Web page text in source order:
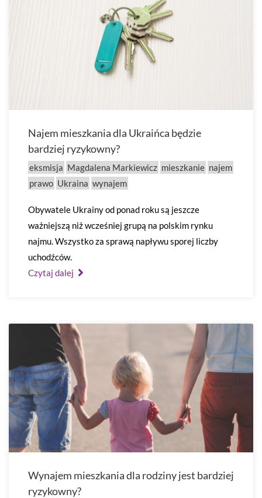
Najem mieszkania dla Ukraińca będzie
bardziej ryzykowny?
eksmisja Magdalena Markiewicz mieszkanie najem
prawo Ukraina wynajem
Obywatele Ukrainy od ponad roku są jeszcze
ważniejszą niż wcześniej grupą na polskim rynku
najmu. Wszystko za sprawą napływu sporej liczby
uchodźców.
Czytaj dalej
Wynajem mieszkania dla rodziny jest bardziej
ryzykowny?